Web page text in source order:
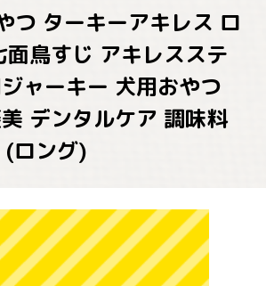
つ ターキーアキレス ロ
面鳥すじ アキレスステ
ャーキー 犬用おやつ
デンタルケア 調味料
ロング)